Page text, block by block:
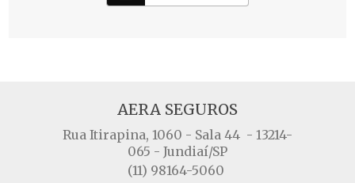
AERA SEGUROS
Rua Itirapina, 1060 - Sala 44 - 13214-
065 - Jundiaí/SP
(11) 98164-5060